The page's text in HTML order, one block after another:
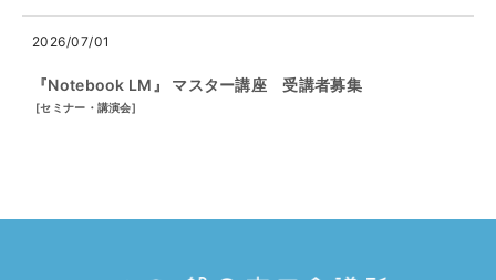
2026/07/01
『Notebook LM』 マスター講座 受講者募集
[セミナー・講演会]